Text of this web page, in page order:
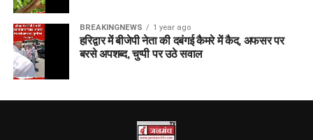
BREAKINGNEWS 1 year ago
हरिद्वार में बीजेपी नेता की दबंगई कैमरे में कैद, अफसर पर
बरसे अपशब्द, चुप्पी पर उठे सवाल